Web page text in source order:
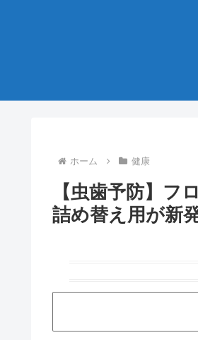
ホーム 健康
【虫歯予防】
詰め替え用が新